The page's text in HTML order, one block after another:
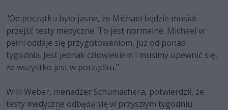
"Od początku było jasne, że Michael będzie musiał
przejść testy medyczne. To jest normalne. Michael w
pełni oddaje się przygotowaniom, już od ponad
tygodnia. Jest jednak człowiekiem i musimy upewnić się,
że wszystko jest w porządku."
Willi Weber, menadżer Schumachera, potwierdził, że
testy medyczne odbędą się w przyszłym tygodniu.